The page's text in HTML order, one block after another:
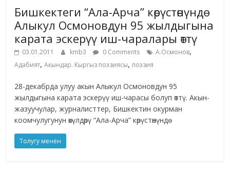
Бишкектеги “Ала-Арча” көрүстөнүндө
Алыкул Осмоновдун 95 жылдыгына
карата эскерүү иш-чаралары өттү
03.01.2011 kmb3 0 Comments А.Осмонов,
Адабият,Акындар. Кыргыз поэзиясы, поэзия
28-декабрда улуу акын Алыкул Осмоновдун 95
жылдыгына карата эскерүү иш-чарасы болуп өттү. Акын-
жазуучулар, журналисттер, Бишкектин окурман
коомчулугунун өкүлдөрү “Ала-Арча” көрүстөнүндө
Толугу менен